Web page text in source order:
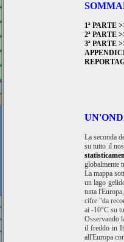
1ª PARTE
2ª PARTE
3ª PARTE
La seconda
su tutto il
globalmente
La mappa
un lago
tutta
cifre "da
ai -10°C su
Osservando
il freddo in
all'Europa